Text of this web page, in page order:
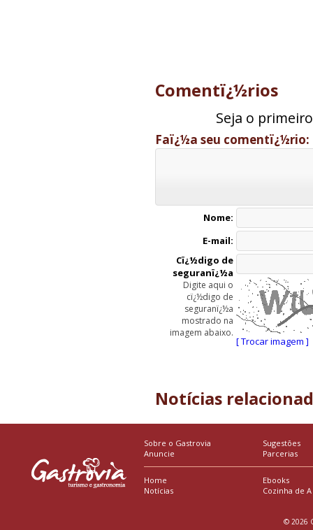
Comentï¿½rios
Seja o
Faï¿½a seu comentï¿½rio:
Nome:
E-mail:
Cï¿½digo de
seguranï¿½a
Digite aqui o
cï¿½digo de
seguranï¿½a
mostrado na
imagem abaixo.
[ Trocar imagem ]
Notícias
Sobre o Gastrovia
Anuncie
Sugestões
Parcerias
Home
Notícias
Ebooks
Cozinha de A
© 2026